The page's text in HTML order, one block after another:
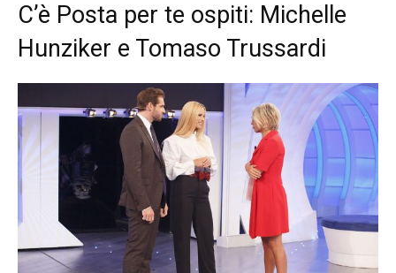
C’è Posta per te ospiti: Michelle
Hunziker e Tomaso Trussardi